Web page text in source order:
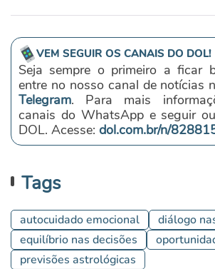
VEM SEGUIR OS CANAIS DO DOL!
Seja sempre o primeiro a ficar
entre no nosso canal de notícias
Telegram. Para mais
canais do WhatsApp e seguir
DOL. Acesse: dol.com.br/n/
Tags
autocuidado emocional
diálogo
equilíbrio nas decisões
previsões astrológicas